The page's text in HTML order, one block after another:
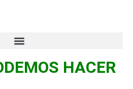
HACER